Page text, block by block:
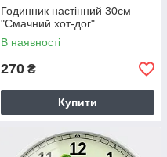
Годинник настінний 30см
"Смачний хот-дог"
В наявності
270 ₴
Купити